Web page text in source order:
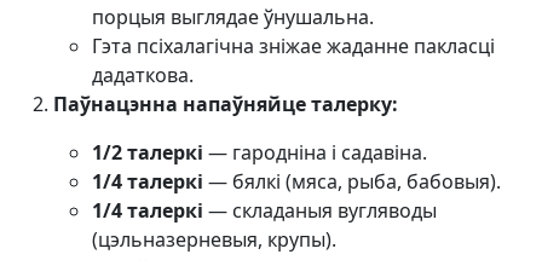
порцыя выглядае ўнушальна.
Гэта псіхалагічна зніжае жаданне пакласці
дадаткова.
Паўнацэнна напаўняйце талерку:
1/2 талеркі — гародніна і садавіна.
1/4 талеркі — бялкі (мяса, рыба, бабовыя).
1/4 талеркі — складаныя вугляводы
(цэльназерневыя, крупы).